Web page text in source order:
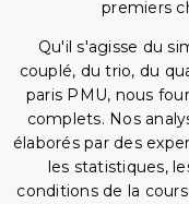
premiers
Qu'il s'agisse du
couplé, du trio, du
paris PMU, nous
complets. Nos
élaborés par des
les statistiques,
conditions de la